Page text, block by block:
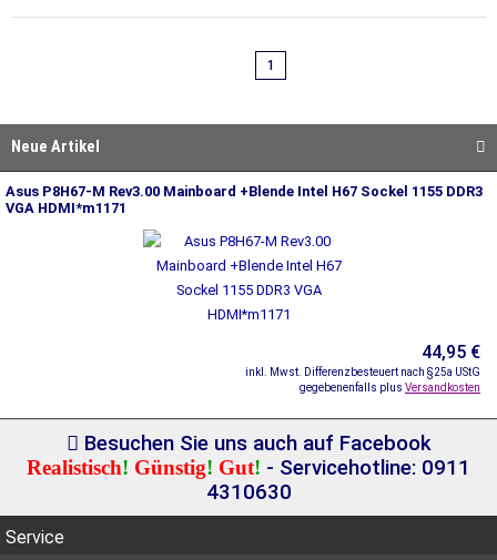
1
Neue Artikel
Asus P8H67-M Rev3.00 Mainboard +Blende Intel H67 Sockel 1155 DDR3
VGA HDMI*m1171
44,95 €
inkl. Mwst. Differenzbesteuert nach §25a UStG
gegebenenfalls plus Versandkosten
Besuchen Sie uns auch auf Facebook
Realistisch! Günstig! Gut! - Servicehotline: 0911
4310630
Service